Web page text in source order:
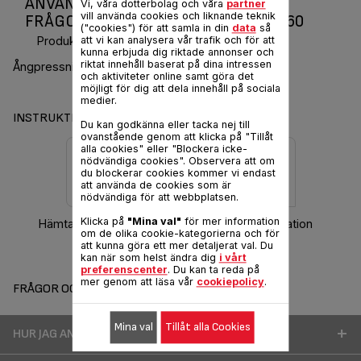
FRÅGOR AQUASPEED ULTRACORD 260
Produktkod :FV5260E0
Ångpressning: 85 g/min för svåra veck.
INSTRUKTIONER & GARANTI
Hämta bruksanvisning Garantiinformation
FRÅGOR OCH SVAR
HUR JAG ANVÄNDER MIN PRODUKT BÄTTRE
Vi, våra dotterbolag och våra partner
vill använda cookies och liknande teknik
("cookies") för att samla in din data så
att vi kan analysera vår trafik och för att
kunna erbjuda dig riktade annonser och
riktat innehåll baserat på dina intressen
och aktiviteter online samt göra det
möjligt för dig att dela innehåll på sociala
medier.
Du kan godkänna eller tacka nej till
ovanstående genom att klicka på "Tillåt
alla cookies" eller "Blockera icke-
nödvändiga cookies". Observera att om
du blockerar cookies kommer vi endast
att använda de cookies som är
nödvändiga för att webbplatsen.
Klicka på "Mina val" för mer information
om de olika cookie-kategorierna och för
att kunna göra ett mer detaljerat val. Du
kan när som helst ändra dig i vårt
preferenscenter. Du kan ta reda på
mer genom att läsa vår cookiepolicy.
Mina val Tillåt alla Cookies